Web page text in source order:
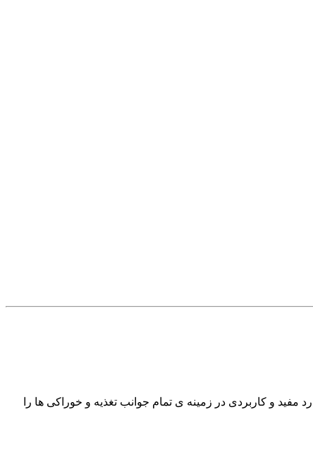
چه بیشتر موارد مفید و کاربردی در زمینه ی تمام جوانب تغذیه و خوراکی ها را